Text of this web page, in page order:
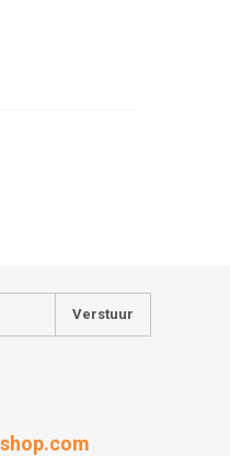
Verstuur